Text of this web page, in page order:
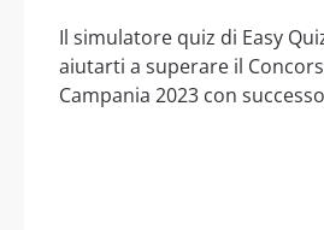
Il simulatore quiz di Easy
aiutarti a superare il
Campania 2023 con